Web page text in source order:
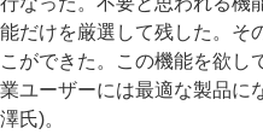
能だけを厳選して残した。そ
こができた。この機能を欲し
業ユーザーには最適な製品に
澤氏)。